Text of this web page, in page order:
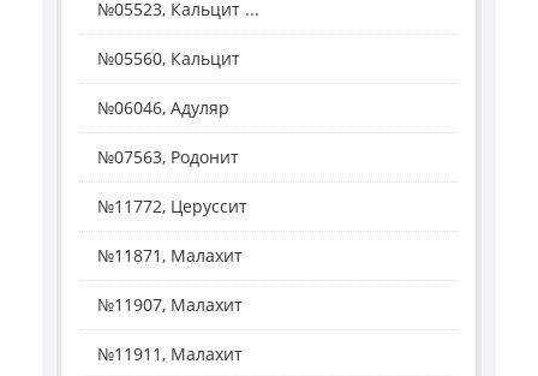
№05523, Кальцит ...
№05560, Кальцит
№06046, Адуляр
№07563, Родонит
№11772, Церуссит
№11871, Малахит
№11907, Малахит
№11911, Малахит